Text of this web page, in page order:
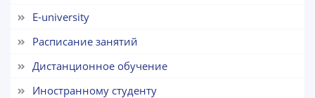
E-university
Расписание занятий
Дистанционное обучение
Иностранному студенту
Чат приёмной комиссии ТГЮУ